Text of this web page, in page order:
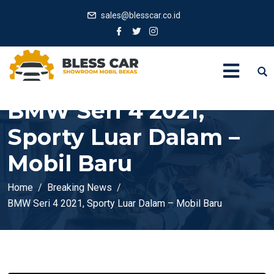
sales@blesscar.co.id
BMW Seri 4 2021,
Sporty Luar Dalam –
Mobil Baru
Home
Breaking News
BMW Seri 4 2021, Sporty Luar Dalam – Mobil Baru